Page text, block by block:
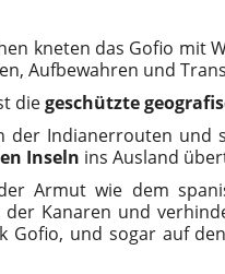
kneten das Gofio mit
Aufbewahren und
diegeschützte
der Indianerrouten und
Inseln ins Ausland
Armut wie dem
der Kanaren und
Gofio, und sogar auf